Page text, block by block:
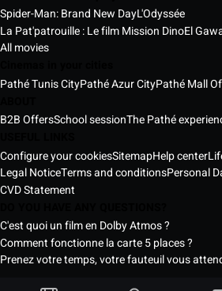
Spider-Man: Brand New DayL'Odyssée
La Pat'patrouille : Le film Mission Dino
All movies
Pathé Tunis CityPathé Azur CityPathé Mall
B2B OffersSchool sessionThe Pathé
Configure your cookiesSitemapHelp center
Legal NoticeTerms and conditionsPersonal
CVD Statement
C'est quoi un film en Dolby Atmos ?
Comment fonctionne la carte 5 places ?
Prenez votre temps, votre fauteuil vous